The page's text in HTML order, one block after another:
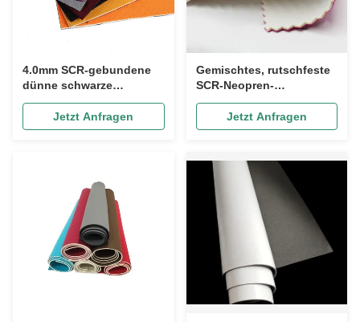
4.0mm SCR-gebundene
dünne schwarze
Gummifolie, gestricktes
Jersey Polyester
Neoprengewebe
Jetzt Anfragen
Gemischtes, rutschfeste
SCR-Neopren-
Gummiblech mit 50 Zoll
Breite, atmungsaktiv
Jetzt Anfragen